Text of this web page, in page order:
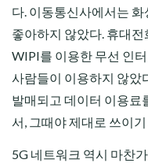
다. 이동통신사에서는
좋아하지 않았다. 휴대
WIPI를 이용한 무선 인
사람들이 이용하지 않았
발매되고 데이터 이용료
서, 그때야 제대로 쓰이
5G 네트워크 역시 마찬